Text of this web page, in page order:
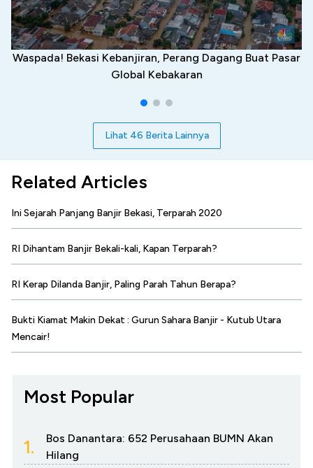
Waspada! Bekasi Kebanjiran, Perang Dagang Buat Pasar
Global Kebakaran
Lihat 46 Berita Lainnya
Related Articles
Ini Sejarah Panjang Banjir Bekasi, Terparah 2020
RI Dihantam Banjir Bekali-kali, Kapan Terparah?
RI Kerap Dilanda Banjir, Paling Parah Tahun Berapa?
Bukti Kiamat Makin Dekat : Gurun Sahara Banjir - Kutub Utara
Mencair!
Most Popular
1.
Bos Danantara: 652 Perusahaan BUMN Akan
Hilang